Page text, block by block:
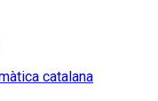
catalana